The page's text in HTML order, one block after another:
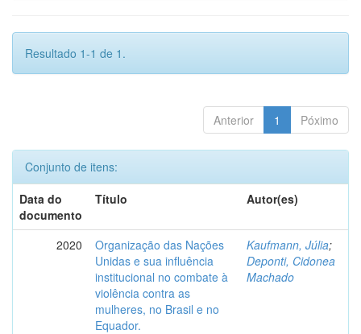
Resultado 1-1 de 1.
Anterior 1 Póximo
Conjunto de itens:
Data do
documento
Título Autor(es)
2020
Organização das Nações
Unidas e sua influência
institucional no combate à
violência contra as
mulheres, no Brasil e no
Equador.
Kaufmann, Júlia;
Deponti, Cidonea
Machado